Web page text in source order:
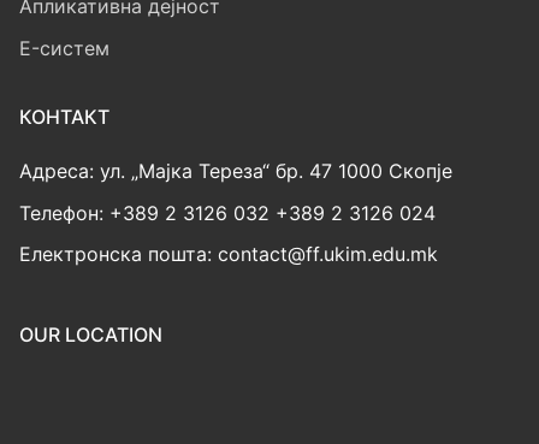
Апликативна дејност
E-систем
КОНТАКТ
Адреса: ул. „Мајка Тереза“ бр. 47 1000 Скопје
Телефон: +389 2 3126 032 +389 2 3126 024
Електронска пошта: contact@ff.ukim.edu.mk
OUR LOCATION